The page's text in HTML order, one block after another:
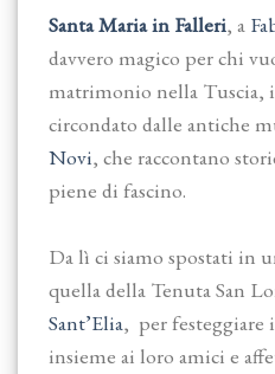
Santa Maria in Falleri, a
davvero magico per chi
matrimonio nella Tuscia,
circondato dalle antiche
Novi, che raccontano
piene di fascino.
Da lì ci siamo spostati in
quella della Tenuta San
Sant’Elia, per festeggiare
insieme ai loro amici e